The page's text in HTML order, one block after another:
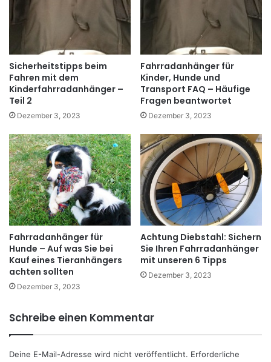
Sicherheitstipps beim
Fahren mit dem
Kinderfahrradanhänger –
Teil 2
Dezember 3, 2023
Fahrradanhänger für
Kinder, Hunde und
Transport FAQ – Häufige
Fragen beantwortet
Dezember 3, 2023
Fahrradanhänger für
Hunde – Auf was Sie bei
Kauf eines Tieranhängers
achten sollten
Dezember 3, 2023
Achtung Diebstahl: Sichern
Sie Ihren Fahrradanhänger
mit unseren 6 Tipps
Dezember 3, 2023
Schreibe einen Kommentar
Deine E-Mail-Adresse wird nicht veröffentlicht. Erforderliche